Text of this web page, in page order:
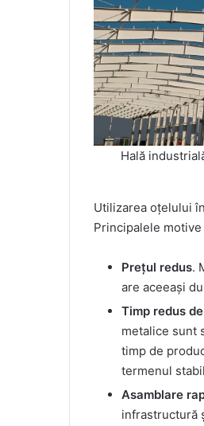
Hală
Utilizarea oțelului
Principalele
Prețul redus.
are aceeași
Timp redus
metalice sunt
timp de
termenul
Asamblare
infrastructură